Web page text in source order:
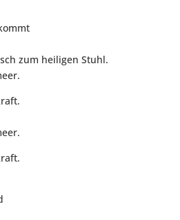
zum heiligen Stuhl.